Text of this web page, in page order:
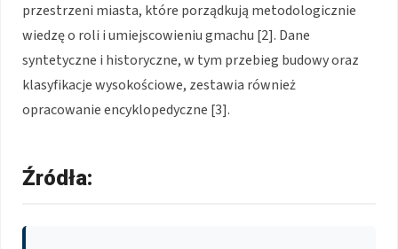
przestrzeni miasta, które porządkują metodologicznie
wiedzę o roli i umiejscowieniu gmachu [2]. Dane
syntetyczne i historyczne, w tym przebieg budowy oraz
klasyfikacje wysokościowe, zestawia również
opracowanie encyklopedyczne [3].
Źródła: